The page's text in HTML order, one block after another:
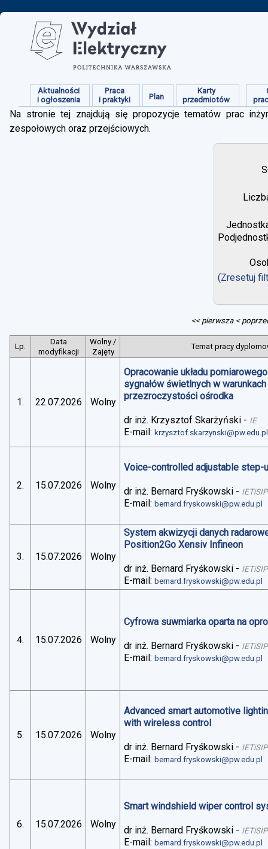
Aktualności
i ogłoszenia
Praca
i praktyki
Plan
Karty
przedmiotów
Na stronie tej znajdują się propozycje tematów prac
zespołowych oraz przejściowych.
(Zresetuj
<< pierwsza <
Lp.
Data
modyfikacji
Wolny /
Zajęty
Temat pracy
1. 22.07.2026 Wolny
Opracowanie układu
sygnałów świetlnych w
przezroczystości ośrodka
dr inż. Krzysztof Skarżyński - IE
E-mail:krzysztof.skarzynski@pw.edu.pl
2. 15.07.2026 Wolny
Voice-controlled adjustable step-
dr inż. Bernard Fryśkowski - IETiSIP
E-mail:bernard.fryskowski@pw.edu.pl
3. 15.07.2026 Wolny
System akwizycji danych
Position2Go Xensiv Infineon
dr inż. Bernard Fryśkowski - IETiSIP
E-mail:bernard.fryskowski@pw.edu.pl
4. 15.07.2026 Wolny
Cyfrowa suwmiarka oparta na
dr inż. Bernard Fryśkowski - IETiSIP
E-mail:bernard.fryskowski@pw.edu.pl
5. 15.07.2026 Wolny
Advanced smart automotive
with wireless control
dr inż. Bernard Fryśkowski - IETiSIP
E-mail:bernard.fryskowski@pw.edu.pl
6. 15.07.2026 Wolny
Smart windshield wiper control
dr inż. Bernard Fryśkowski - IETiSIP
E-mail:bernard.fryskowski@pw.edu.pl